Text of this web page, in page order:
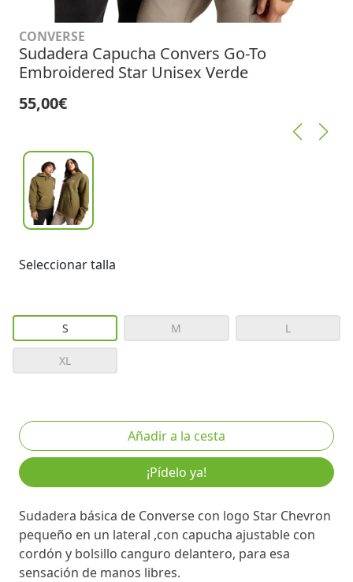
CONVERSE
Sudadera Capucha Convers Go-To
Embroidered Star Unisex Verde
55,00€
Seleccionar talla
S M L
XL
¡Pídelo ya!
Sudadera básica de Converse con logo Star Chevron
pequeño en un lateral ,con capucha ajustable con
cordón y bolsillo canguro delantero, para esa
sensación de manos libres.